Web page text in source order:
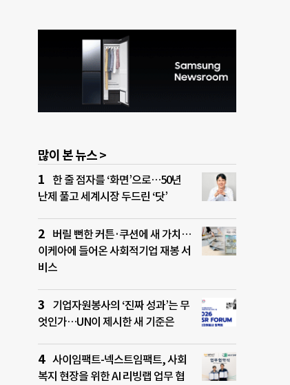
많이 본 뉴스 >
한 줄 점자를 ‘화면’으로…50년
난제 풀고 세계시장 두드린 ‘닷’
버릴 뻔한 커튼·쿠션에 새 가치…
이케아에 들어온 사회적기업 재봉 서
비스
기업자원봉사의 ‘진짜 성과’는 무
엇인가…UN이 제시한 새 기준은
사이임팩트-넥스트임팩트, 사회
복지 현장을 위한 AI 리빙랩 업무 협